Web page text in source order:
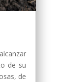
de su
de